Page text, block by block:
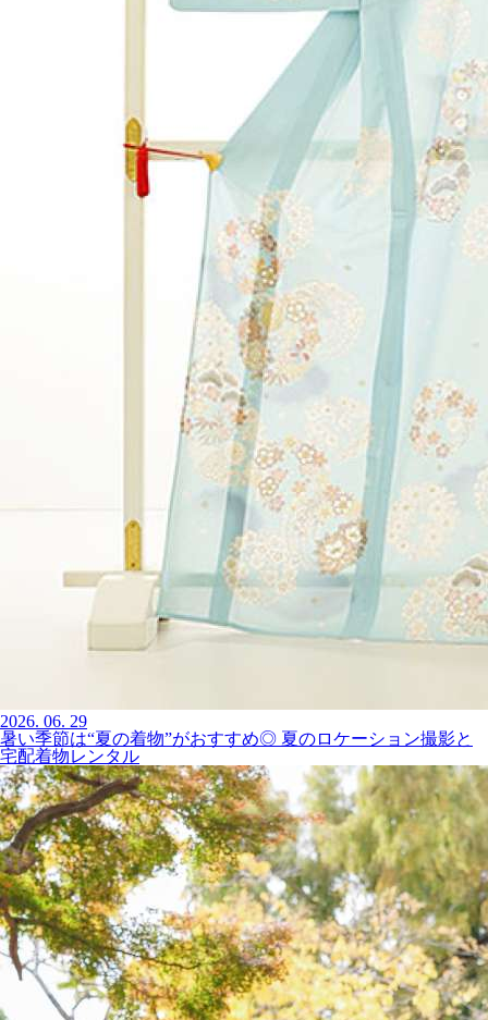
2026. 06. 29
暑い季節は“夏の着物”がおすすめ◎ 夏のロケーション撮影と
宅配着物レンタル